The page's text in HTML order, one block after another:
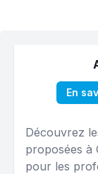
En
Découvrez
proposées à
pour les